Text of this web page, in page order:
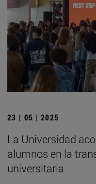
23 | 05 | 2025
La Universidad
alumnos en la
universitaria